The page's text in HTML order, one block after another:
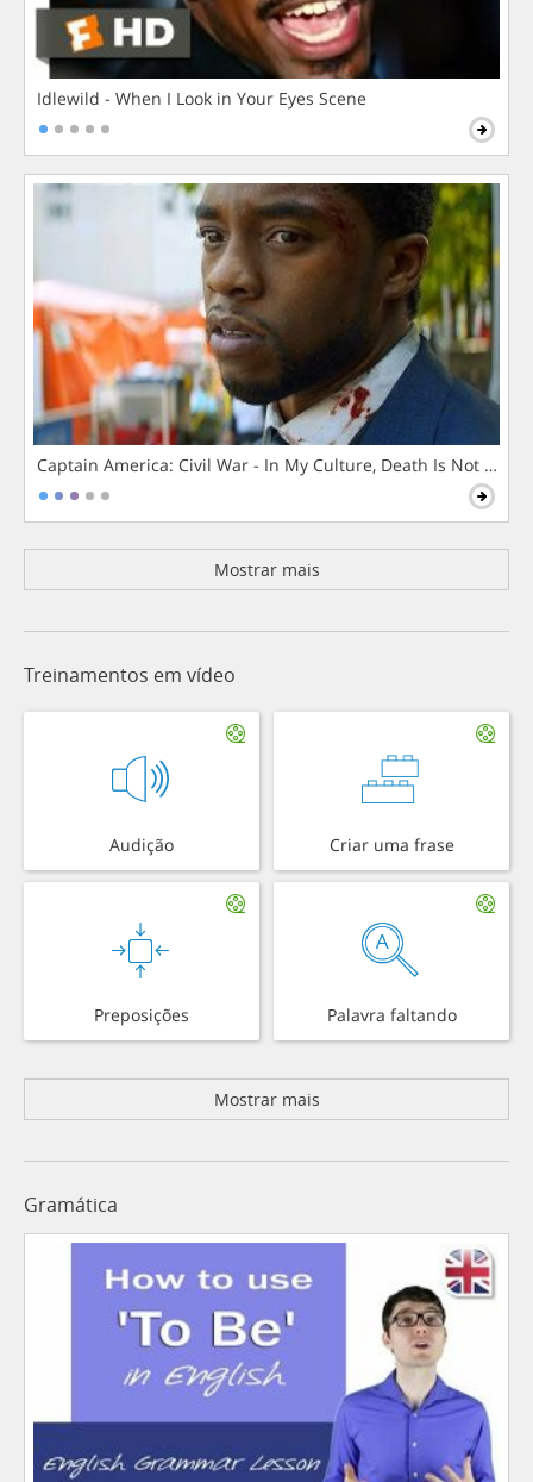
Idlewild - When I Look in Your Eyes Scene
Captain America: Civil War - In My Culture, Death Is Not The
Mostrar mais
Treinamentos em vídeo
Audição Criar uma frase
Preposições Palavra faltando
Mostrar mais
Gramática